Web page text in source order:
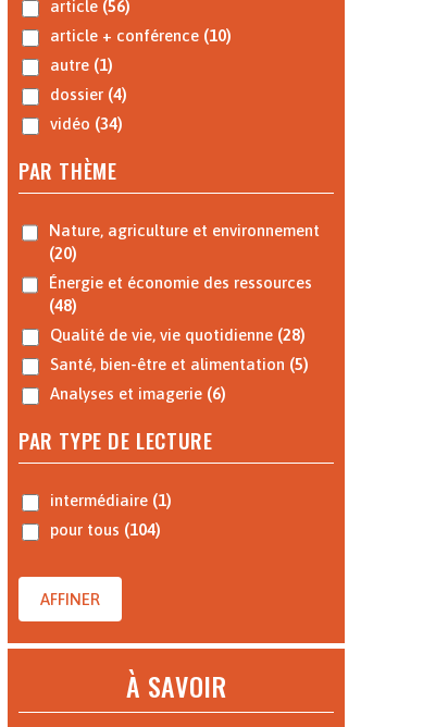
article (56)
article + conférence (10)
autre (1)
dossier (4)
vidéo (34)
PAR THÈME
Nature, agriculture et environnement
(20)
Énergie et économie des ressources
(48)
Qualité de vie, vie quotidienne (28)
Santé, bien-être et alimentation (5)
Analyses et imagerie (6)
PAR TYPE DE LECTURE
intermédiaire (1)
pour tous (104)
AFFINER
À SAVOIR